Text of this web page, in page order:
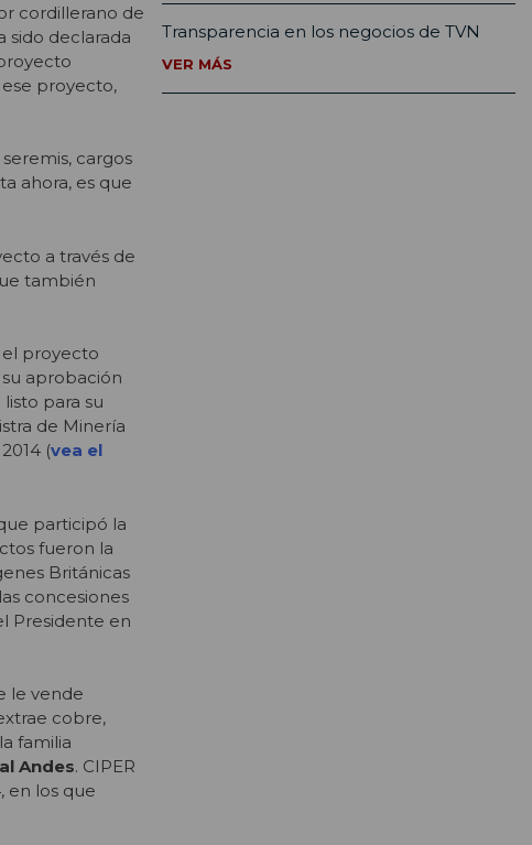
cordillerano de
sido declarada
proyecto,
cargos
ahora, es que
a través de
también
el proyecto
aprobación
para su
de Minería
(vea el
participó la
fueron la
Británicas
concesiones
Presidente en
le vende
cobre,
familia
Andes. CIPER
en los que
Transparencia en los negocios de TVN
VER MÁS